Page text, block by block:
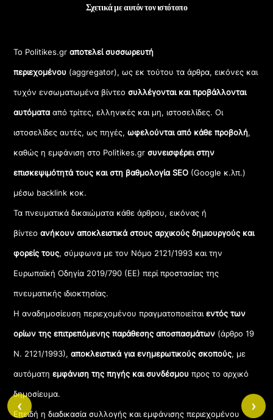
Σχετικά με αυτόν τον ιστότοπο
Το Politikes.grαποτελεί συσσωρευτή
περιεχομένου (aggregator), ως εκ τούτου τα άρθρα, εικόνες και
τυχόν ενσωματωμένα βίντεοσυλλέγονται και προβάλλονται
αυτόματααπό τρίτες, ελληνικές και μη, ιστοσελίδες. Οι
ιστοσελίδες αυτές, ως πηγές,ωφελούνται από κάθε προβολή,
καθώς η εμφάνιση στο Politikes.gr συνεισφέρει στην
επισκεψιμότητά τους και στη βαθμολογία SEO (Google κ.λπ.)
μέσω backlink κοκ.
Τα πνευματικά δικαιώματα κάθε άρθρου, εικόνας ή
βίντεοανήκουν αποκλειστικά στους αρχικούς δημιουργούς και
φορείς τους, σύμφωνα με τον Νόμο 2121/1993 και την
Ευρωπαϊκή Οδηγία 2019/790 (ΕΕ) περί προστασίας της
πνευματικής ιδιοκτησίας.
Η αναδημοσίευση περιεχομένου πραγματοποιείταιεντός των
ορίων της επιτρεπόμενης παράθεσης αποσπασμάτων (άρθρο 19
Ν. 2121/1993), αποκλειστικά για ενημερωτικούς σκοπούς, με
αυτόματηεμφάνιση της πηγής και συνδέσμου προς το αρχικό
δημοσίευμα.
Επειδή η διαδικασία συλλογής και εμφάνισης περιεχομένου
‹ ›